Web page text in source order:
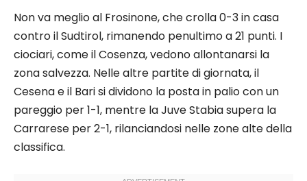
Non va meglio al Frosinone, che crolla 0-3 in casa
contro il Sudtirol, rimanendo penultimo a 21 punti. I
ciociari, come il Cosenza, vedono allontanarsi la
zona salvezza. Nelle altre partite di giornata, il
Cesena e il Bari si dividono la posta in palio con un
pareggio per 1-1, mentre la Juve Stabia supera la
Carrarese per 2-1, rilanciandosi nelle zone alte della
classifica.